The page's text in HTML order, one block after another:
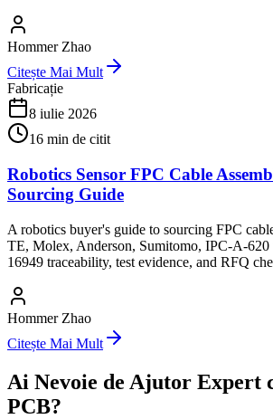
Hommer Zhao
Citește Mai Mult
Fabricație
8 iulie 2026
16 min de citit
Robotics Sensor FPC Cable
Sourcing Guide
A robotics buyer's guide to sourcing FPC
TE, Molex, Anderson, Sumitomo, IPC-A-
16949 traceability, test evidence, and RFQ
Hommer Zhao
Citește Mai Mult
Ai Nevoie de Ajutor Expert
PCB?